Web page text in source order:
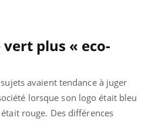
plus « eco-
avaient tendance à juger
lorsque son logo était bleu
rouge. Des différences